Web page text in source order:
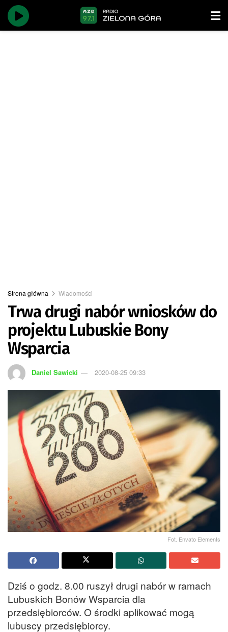
Strona główna Wiadomości
Trwa drugi nabór wniosków do
projektu Lubuskie Bony
Wsparcia
Daniel Sawicki 2020-08-25 09:33
Fot. Envato Elements
Dziś o godz. 8.00 ruszył drugi nabór w ramach
Lubuskich Bonów Wsparcia dla
przedsiębiorców. O środki aplikować mogą
lubuscy przedsiębiorcy.